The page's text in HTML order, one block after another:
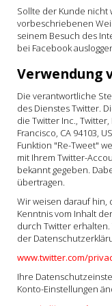
Sollte der Kunde nicht
vorbeschriebenen
seinem Besuch des
bei Facebook
Verwendung
Die verantwortliche
des Dienstes Twitter.
die Twitter Inc., Twitter,
Francisco, CA 94103,
Funktion "Re-Tweet"
mit Ihrem Twitter-
bekannt gegeben.
übertragen.
Wir weisen darauf hin,
Kenntnis vom Inhalt
durch Twitter
der
www.twitter.com/
Ihre
Konto-Einstellungen